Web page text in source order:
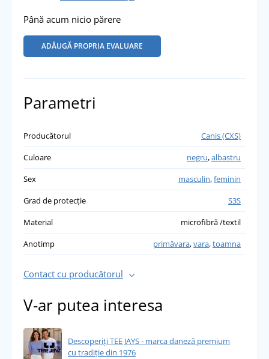
Până acum nicio părere
ADĂUGĂ PROPRIA EVALUARE
Parametri
Producătorul
Canis (CXS)
Culoare
negru,albastru
Sex
masculin,feminin
Grad de protecție
S3S
Material
microfibră /textil
Anotimp
primăvara,vara,toamna
Contact cu producătorul
V-ar putea interesa
Descoperiți TEE JAYS - marca daneză premium
cu tradiție din 1976